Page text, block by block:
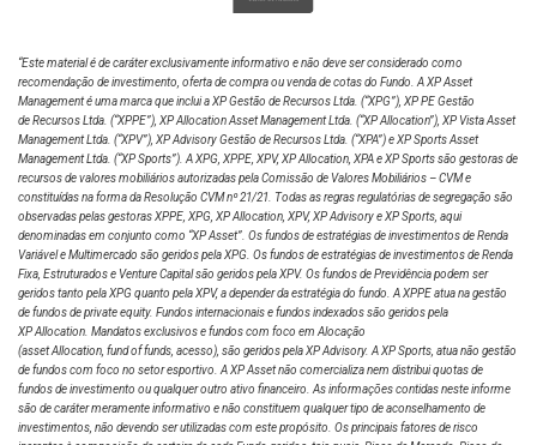
“Este material é de caráter exclusivamente informativo e não deve ser considerado como
recomendação de investimento, oferta de compra ou venda de cotas do Fundo. A XP Asset
Management é uma marca que inclui a XP Gestão de Recursos Ltda. (“XPG”), XP PE Gestão
de Recursos Ltda. (“XPPE”), XP Allocation Asset Management Ltda. (“XP Allocation”), XP Vista Asset
Management Ltda. (“XPV”), XP Advisory Gestão de Recursos Ltda. (“XPA”) e XP Sports Asset
Management Ltda. (“XP Sports”). A XPG, XPPE, XPV, XP Allocation, XPA e XP Sports são gestoras de
recursos de valores mobiliários autorizadas pela Comissão de Valores Mobiliários – CVM e
constituídas na forma da Resolução CVM nº 21/21. Todas as regras regulatórias de segregação são
observadas pelas gestoras XPPE, XPG, XP Allocation, XPV, XP Advisory e XP Sports, aqui
denominadas em conjunto como “XP Asset”. Os fundos de estratégias de investimentos de Renda
Variável e Multimercado são geridos pela XPG. Os fundos de estratégias de investimentos de Renda
Fixa, Estruturados e Venture Capital são geridos pela XPV. Os fundos de Previdência podem ser
geridos tanto pela XPG quanto pela XPV, a depender da estratégia do fundo. A XPPE atua na gestão
de fundos de private equity. Fundos internacionais e fundos indexados são geridos pela
XP Allocation. Mandatos exclusivos e fundos com foco em Alocação
(asset Allocation, fund of funds, acesso), são geridos pela XP Advisory. A XP Sports, atua não gestão
de fundos com foco no setor esportivo. A XP Asset não comercializa nem distribui quotas de
fundos de investimento ou qualquer outro ativo financeiro. As informações contidas neste informe
são de caráter meramente informativo e não constituem qualquer tipo de aconselhamento de
investimentos, não devendo ser utilizadas com este propósito. Os principais fatores de risco